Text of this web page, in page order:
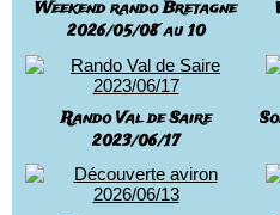
Weekend rando Bretagne
2026/05/08 au 10
Rando Val de Saire
2023/06/17